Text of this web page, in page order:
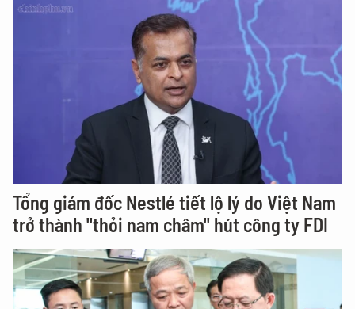
Tổng giám đốc Nestlé tiết lộ lý do Việt Nam
trở thành "thỏi nam châm" hút công ty FDI